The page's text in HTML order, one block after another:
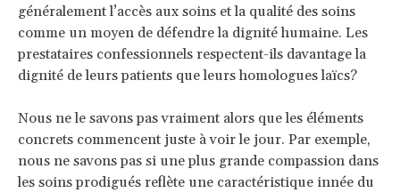
généralement l’accès aux soins et la qualité des soins
comme un moyen de défendre la dignité humaine. Les
prestataires confessionnels respectent-ils davantage la
dignité de leurs patients que leurs homologues laïcs?
Nous ne le savons pas vraiment alors que les éléments
concrets commencent juste à voir le jour. Par exemple,
nous ne savons pas si une plus grande compassion dans
les soins prodigués reflète une caractéristique innée du